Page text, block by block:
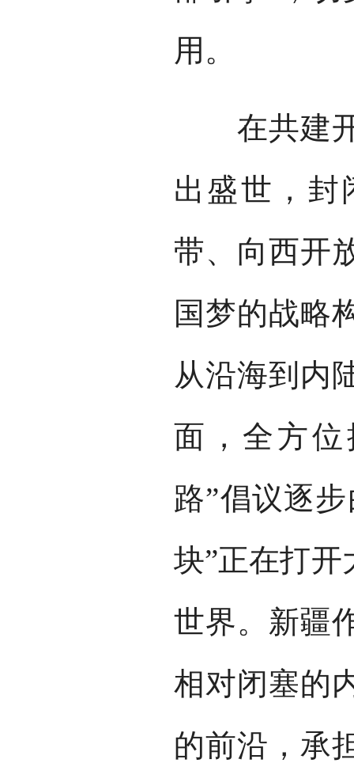
用。
在共建开
出盛世，封
带、向西开
国梦的战略
从沿海到内
面，全方
路”倡议逐
块”正在打
世界。新疆
相对闭塞的
的前沿，承